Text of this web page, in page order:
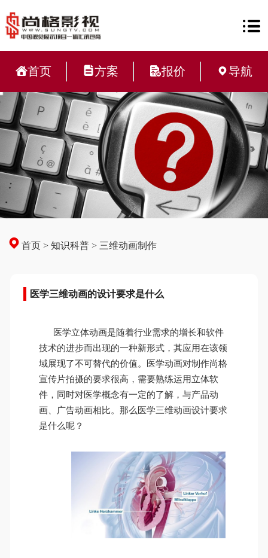
首页 方案 报价 导航
首页 >知识科普 > 三维动画制作
医学三维动画的设计要求是什么
医学立体动画是随着行业需求的增长和软件
技术的进步而出现的一种新形式，其应用在该领
域展现了不可替代的价值。医学动画对制作尚格
宣传片拍摄的要求很高，需要熟练运用立体软
件，同时对医学概念有一定的了解，与产品动
画、广告动画相比。那么医学三维动画设计要求
是什么呢？